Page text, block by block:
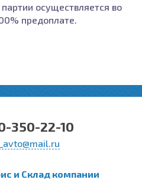
осуществляется во
предоплате.
350-22-10
и Cклад компании